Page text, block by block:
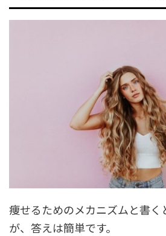
痩せるためのメカニズムと書く
が、答えは簡単です。